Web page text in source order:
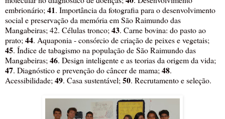
embrionário; 41. Importância da fotografia para o desenvolvimento
social e preservação da memória em São Raimundo das
Mangabeiras; 42. Células tronco; 43. Carne bovina: do pasto ao
prato; 44. Aquaponia - consórcio de criação de peixes e vegetais;
45. Índice de tabagismo na população de São Raimundo das
Mangabeiras; 46. Design inteligente e as teorias da origem da vida;
47. Diagnóstico e prevenção do câncer de mama; 48.
Acessibilidade; 49. Casa sustentável; 50. Recrutamento e seleção.